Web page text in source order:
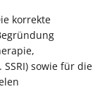
korrekte
sowie für die